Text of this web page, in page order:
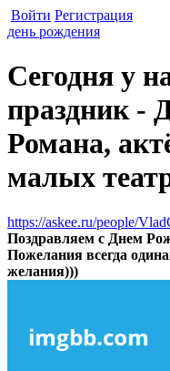
Войти Регистрация
день рождения
Сегодня у
праздник -
Романа,
малых
https://askee.ru/people/
Поздравляем с Днем
Пожелания всегда
желания)))